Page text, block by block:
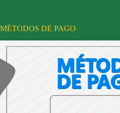
MÉTODOS DE PAGO